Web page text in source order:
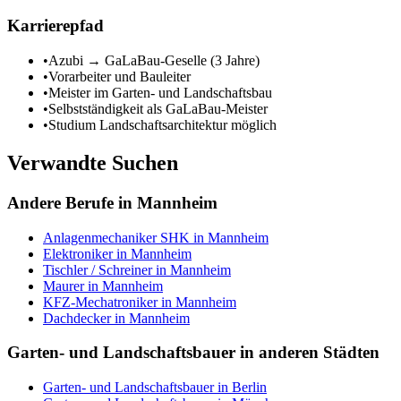
Karrierepfad
•Azubi → GaLaBau-Geselle (3 Jahre)
•Vorarbeiter und Bauleiter
•Meister im Garten- und Landschaftsbau
•Selbstständigkeit als GaLaBau-Meister
•Studium Landschaftsarchitektur möglich
Verwandte Suchen
Andere Berufe in Mannheim
Anlagenmechaniker SHK in Mannheim
Elektronikerin Mannheim
Tischler / Schreinerin Mannheim
Maurerin Mannheim
KFZ-Mechatronikerin Mannheim
Dachdeckerin Mannheim
Garten- und Landschaftsbauer in anderen Städten
Garten- und Landschaftsbauerin Berlin